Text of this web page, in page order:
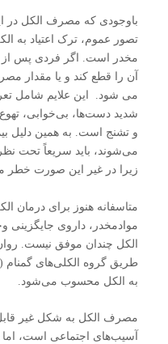
باوجودی که مصرف الکل در
تصور عموم، ترک اعتیاد به
مخدر است. اگر فردی پس از
آن را قطع کند و یا مقدار
می شود. این علایم شامل
شدید دست‌ها، بی‌خوابی، تهوع
و تشنج است. به همین دلیل
می‌شوند، باید سریعاً تحت
زیرا در غیر این صورت خطر
متاسفانه هنوز برای درمان
موادمخدر، داروی جایگزینی
الکل چندان موفق نیست.
به الکل محسوب می‌شود.
مصرف الکل به شکل غیر قابل
آسیب‌های اجتماعی است، اما